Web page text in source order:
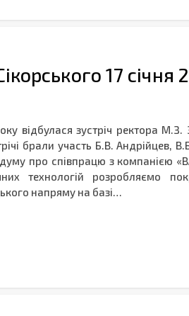
17 січня
відбулася зустріч ректора М.З.
брали участь Б.В. Андрійцев,
про співпрацю з компанією
технологій розробляємо
напряму на базі…